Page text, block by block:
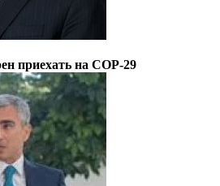
приехать на COP-29